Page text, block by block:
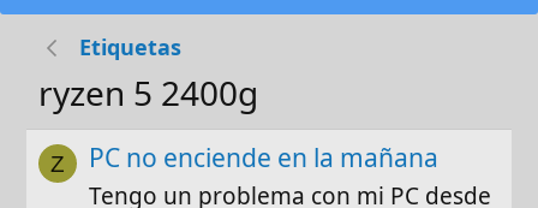
Etiquetas
ryzen 5 2400g
Z PC no enciende en la mañana
Tengo un problema con mi PC desde